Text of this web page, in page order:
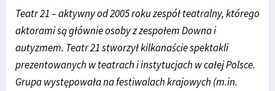
Teatr 21 – aktywny od 2005 roku zespół teatralny, którego
aktorami są głównie osoby z zespołem Downa i
autyzmem. Teatr 21 stworzył kilkanaście spektakli
prezentowanych w teatrach i instytucjach w całej Polsce.
Grupa występowała na festiwalach krajowych (m.in.